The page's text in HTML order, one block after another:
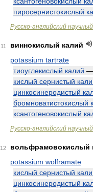
пиросернистокислый
Русско-английский
11
виннокислый калий
potassium tartrate
тиоуглекислый калий —
кислый сернистый
цинкосинеродистый
бромноватистокислый
ксантогеновокислый
Русско-английский
12
вольфрамовокислый
potassium wolframate
кислый сернистый
цинкосинеродистый